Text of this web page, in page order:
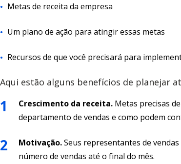
Metas de receita da empresa
Um plano de ação para atingir essas metas
Recursos de que você precisará para
Aqui estão alguns benefícios de planejar
Crescimento da receita. Metas precisas
departamento de vendas e como podem
Motivação.Seus representantes de
número de vendas até o final do mês.